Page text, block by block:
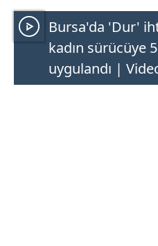
Bursa'da 'Dur'
kadın sürücüye
uygulandı |